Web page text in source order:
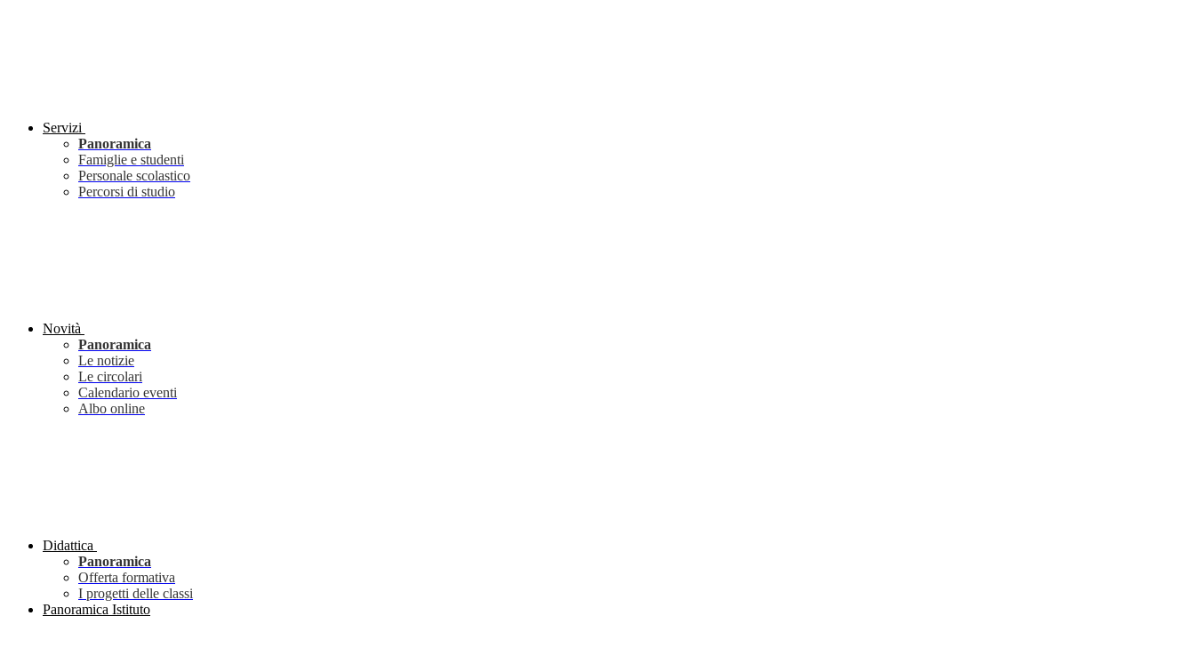
Servizi
Panoramica
Famiglie e studenti
Personale scolastico
Percorsi di studio
Novità
Panoramica
Le notizie
Le circolari
Calendario eventi
Albo online
Didattica
Panoramica
Offerta formativa
I progetti delle classi
Panoramica Istituto